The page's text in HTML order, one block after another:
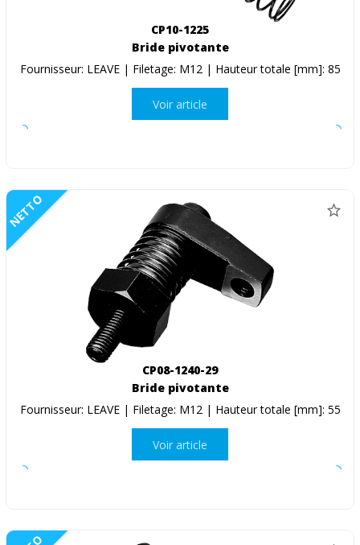
CP10-1225
Bride pivotante
Fournisseur: LEAVE | Filetage: M12 | Hauteur totale [mm]: 85
Voir article
NETTO
CP08-1240-29
Bride pivotante
Fournisseur: LEAVE | Filetage: M12 | Hauteur totale [mm]: 55
Voir article